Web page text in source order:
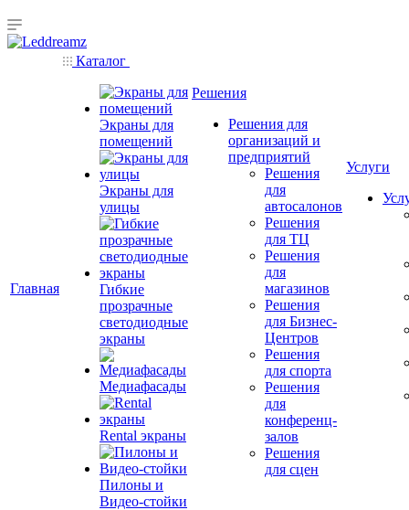
Главная
Каталог
Экраны для
помещений
Экраны для
улицы
Гибкие
прозрачные
светодиодные
экраны
Медиафасады
Rental экраны
Пилоны и
Видео-стойки
Решения
Решения для
организаций и
предприятий
Решения
для
автосалонов
Решения
для ТЦ
Решения
для
магазинов
Решения
для Бизнес-
Центров
Решения
для спорта
Решения
для
конференц-
залов
Решения
для сцен
Услуги